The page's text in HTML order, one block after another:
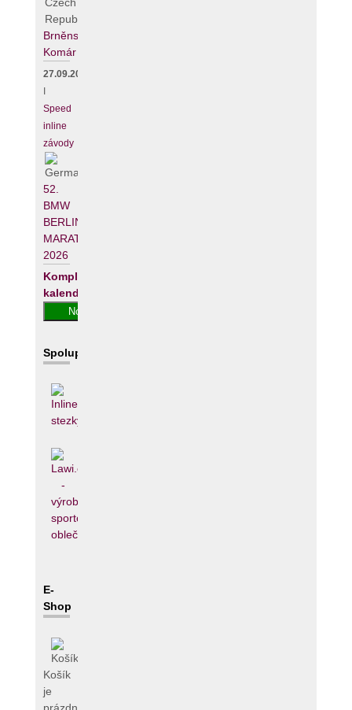
Brněnský
Komár
27.09.2026
Speed
inline
závody
52.
BMW
BERLIN-
MARATHON
2026
Kompletní
kalendář
Spolupracujeme
E-
Shop
Košík
je
prázdný